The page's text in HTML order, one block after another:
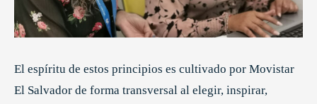
El espíritu de estos principios es cultivado por Movistar
El Salvador de forma transversal al elegir, inspirar,